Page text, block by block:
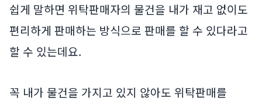
쉽게 말하면 위탁판매자의 물건을 내가 재고 없이도
편리하게 판매하는 방식으로 판매를 할 수 있다라고
할 수 있는데요.
꼭 내가 물건을 가지고 있지 않아도 위탁판매를